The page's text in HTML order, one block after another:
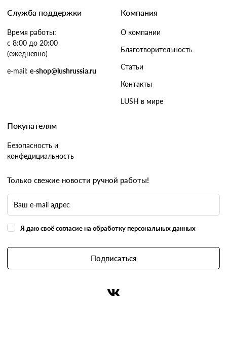
Служба поддержки
Время работы:
с 8:00 до 20:00
(ежедневно)
e-mail: e-shop@lushrussia.ru
Компания
О компании
Благотворительность
Статьи
Контакты
LUSH в мире
Покупателям
Безопасность и
конфедициальность
Только свежие новости ручной работы!
Я даю своё согласие на обработку персональных данных
Подписаться